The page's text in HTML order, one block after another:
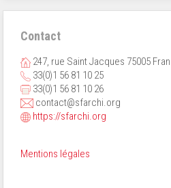
Contact
247, rue Saint Jacques 75005
33(0)1 56 81 10 25
33(0)1 56 81 10 26
contact@sfarchi.org
https://sfarchi.org
Mentions légales